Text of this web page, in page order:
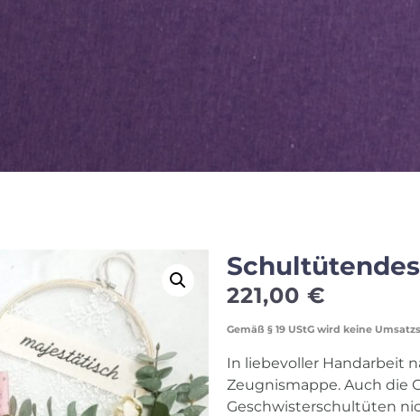
221,00 €
Gemäß § 19 UStG wird keine
In liebevoller Handarbeit
Zeugnismappe. Auch die
Geschwisterschultüten